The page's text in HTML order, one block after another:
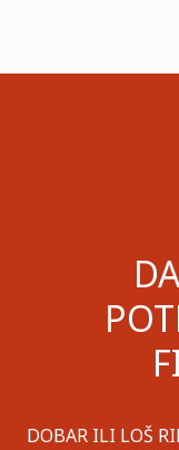
DOBAR ILI LOŠ